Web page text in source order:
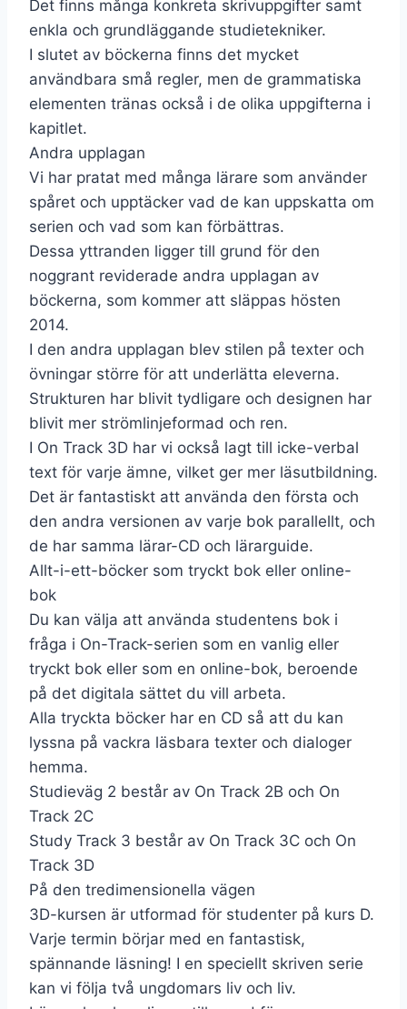
Det finns många konkreta skrivuppgifter samt
enkla och grundläggande studietekniker.
I slutet av böckerna finns det mycket
användbara små regler, men de grammatiska
elementen tränas också i de olika uppgifterna i
kapitlet.
Andra upplagan
Vi har pratat med många lärare som använder
spåret och upptäcker vad de kan uppskatta om
serien och vad som kan förbättras.
Dessa yttranden ligger till grund för den
noggrant reviderade andra upplagan av
böckerna, som kommer att släppas hösten
2014.
I den andra upplagan blev stilen på texter och
övningar större för att underlätta eleverna.
Strukturen har blivit tydligare och designen har
blivit mer strömlinjeformad och ren.
I On Track 3D har vi också lagt till icke-verbal
text för varje ämne, vilket ger mer läsutbildning.
Det är fantastiskt att använda den första och
den andra versionen av varje bok parallellt, och
de har samma lärar-CD och lärarguide.
Allt-i-ett-böcker som tryckt bok eller online-
bok
Du kan välja att använda studentens bok i
fråga i On-Track-serien som en vanlig eller
tryckt bok eller som en online-bok, beroende
på det digitala sättet du vill arbeta.
Alla tryckta böcker har en CD så att du kan
lyssna på vackra läsbara texter och dialoger
hemma.
Studieväg 2 består av On Track 2B och On
Track 2C
Study Track 3 består av On Track 3C och On
Track 3D
På den tredimensionella vägen
3D-kursen är utformad för studenter på kurs D.
Varje termin börjar med en fantastisk,
spännande läsning! I en speciellt skriven serie
kan vi följa två ungdomars liv och liv.